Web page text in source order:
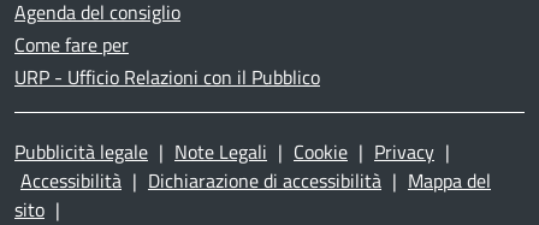
Agenda del consiglio
Come fare per
URP - Ufficio Relazioni con il Pubblico
Pubblicità legale | Note Legali | Cookie | Privacy |
Accessibilità | Dichiarazione di accessibilità | Mappa del
sito |